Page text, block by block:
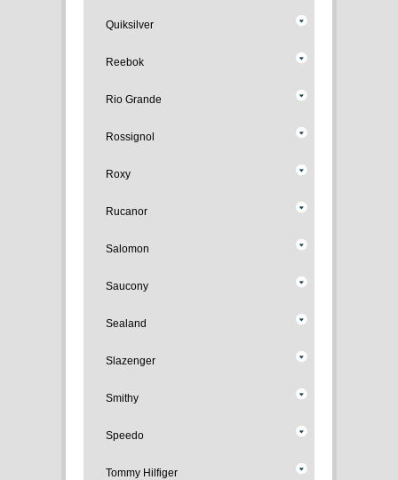
Quiksilver
Reebok
Rio Grande
Rossignol
Roxy
Rucanor
Salomon
Saucony
Sealand
Slazenger
Smithy
Speedo
Tommy Hilfiger